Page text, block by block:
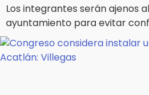
Los integrantes serán ajenos
ayuntamiento para evitar